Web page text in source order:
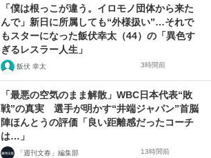
「僕は根っこが違う。イロモノ団体から来た
んで」新日に所属しても“外様扱い”…それで
もスターになった飯伏幸太（44）の「異色す
ぎるレスラー人生」
飯伏 幸太 3時間前
「最悪の空気のまま解散」WBC日本代表“敗
戦”の真実 選手が明かす“井端ジャパン”首脳
陣ほんとうの評価「良い距離感だったコーチ
は…」
「週刊文春」編集部 13時間前